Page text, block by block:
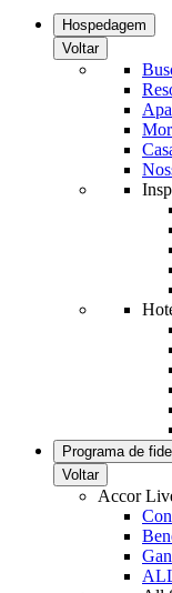
Hospedagem
Voltar
Programa de
Voltar
Accor